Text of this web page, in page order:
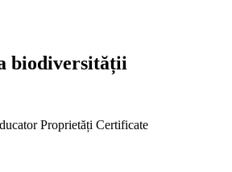
biodiversității
Proprietăți Certificate